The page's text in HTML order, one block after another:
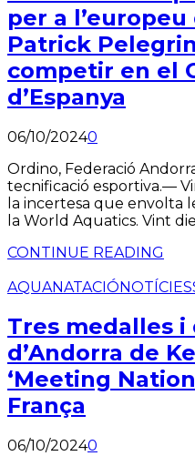
per a
Patrick
competir en el
d’Espanya
06/10/20240
Ordino, Federació
tecnificació esportiva.—
la incertesa que envolta
la World Aquatics. Vint
CONTINUE READING
AQUANATACIÓNOTÍCIES
Tres medalles
d’Andorra de
‘Meeting
França
06/10/20240